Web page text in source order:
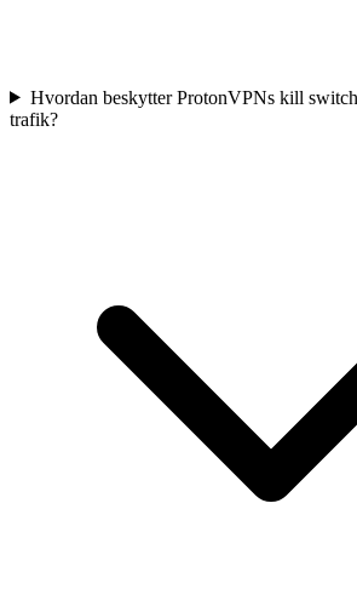
Hvordan beskytter ProtonVPNs kill
trafik?